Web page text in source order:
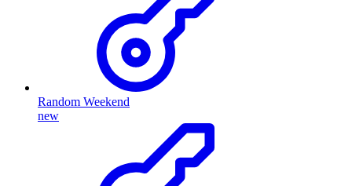
Random Weekend
new